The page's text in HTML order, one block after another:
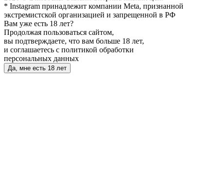
* Instagram принадлежит компании Meta, признанной
экстремистской организацией и запрещенной в РФ
Вам уже есть 18 лет?
Продолжая пользоваться сайтом,
вы подтверждаете, что вам больше 18 лет,
и соглашаетесь с политикой обработки
персональных данных
Да, мне есть 18 лет